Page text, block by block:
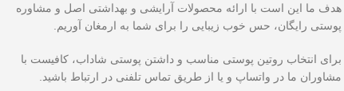
هدف ما این است با ارائه محصولات آرایشی و بهداشتی اصل و مشاوره
پوستی رایگان، حس خوب زیبایی را برای شما به ارمغان آوریم.
برای انتخاب روتین پوستی مناسب و داشتن پوستی شاداب، کافیست با
مشاوران ما در واتساپ و یا از طریق تماس تلفنی در ارتباط باشید.